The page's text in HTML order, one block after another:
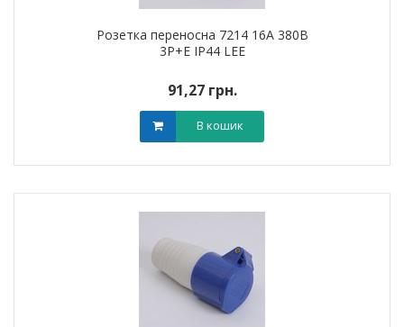
Розетка переносна 7214 16А 380В
3Р+Е IP44 LEE
91,27 грн.
В кошик